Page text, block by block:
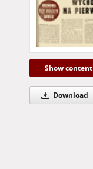
Show content
Download